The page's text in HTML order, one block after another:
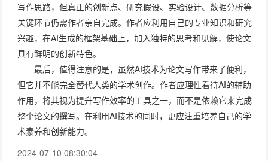
写作思路，但真正的创新点、研究假设、实验设计、数据分析等
关键环节仍需作者亲自完成。作者应利用自己的专业知识和研究
兴趣，在AI生成的框架基础上，加入独特的思考和见解，使论文
具有鲜明的创新特色。
最后，值得注意的是，虽然AI技术为论文写作带来了便利，
但它并不能完全替代人类的学术创作。作者应理性看待AI的辅助
作用，将其视为提升写作效率的工具之一，而不是依赖它来完成
整个论文的撰写。在利用AI技术的同时，更应注重培养自己的学
术素养和创新能力。
2024-07-10 08:30:04